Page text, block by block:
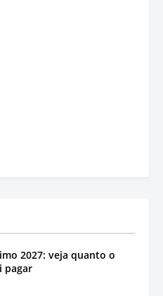
2027: veja quanto o
pagar